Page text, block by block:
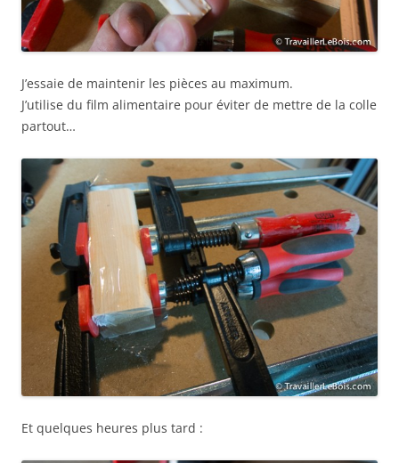
J’essaie de maintenir les pièces au maximum.
J’utilise du film alimentaire pour éviter de mettre de la colle
partout…
Et quelques heures plus tard :